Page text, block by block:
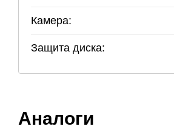
Камера:
Защита диска:
Аналоги